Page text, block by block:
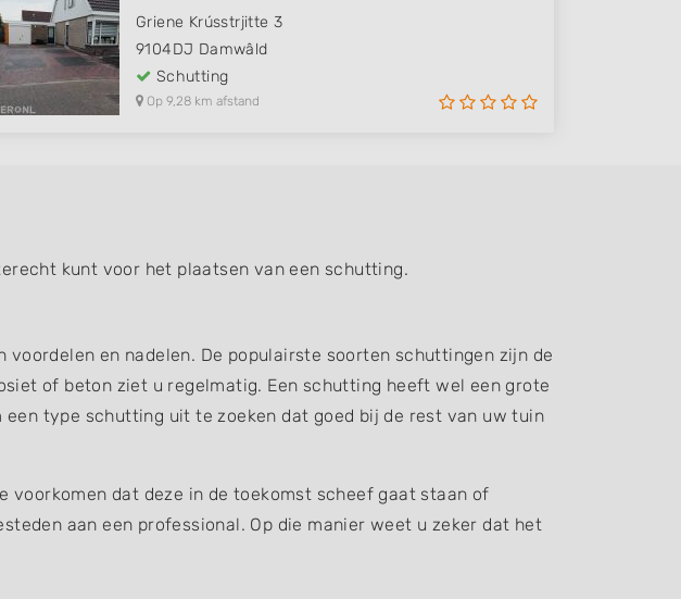
Griene Krússtrjitte 3
9104DJ Damwâld
Schutting
Op 9,28 km afstand
kunt voor het plaatsen van een schutting.
en nadelen. De populairste soorten schuttingen zijn de
of beton ziet u regelmatig. Een schutting heeft wel een grote
type schutting uit te zoeken dat goed bij de rest van uw tuin
dat deze in de toekomst scheef gaat staan of
aan een professional. Op die manier weet u zeker dat het